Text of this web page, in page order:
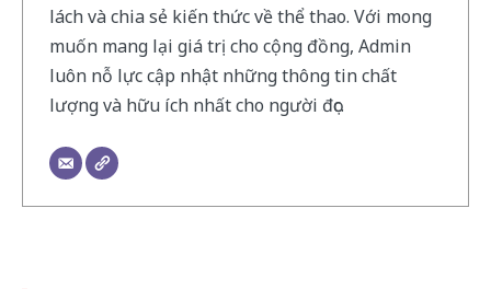
lách và chia sẻ kiến thức về thể thao. Với mong
muốn mang lại giá trị cho cộng đồng, Admin
luôn nỗ lực cập nhật những thông tin chất
lượng và hữu ích nhất cho người đọc.